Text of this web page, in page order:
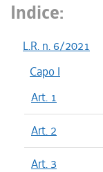
Indice:
L.R. n. 6/2021
Capo I
Art. 1
Art. 2
Art. 3